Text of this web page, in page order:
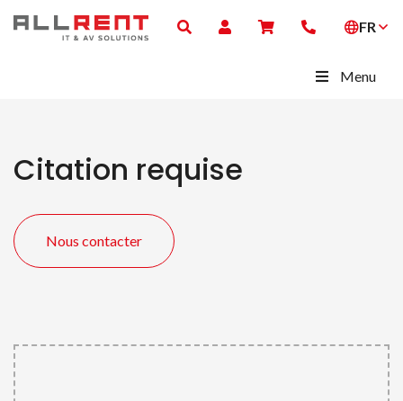
FR
Menu
Citation requise
Nous contacter